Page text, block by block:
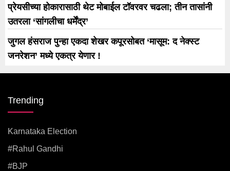
प्रेयसीच्या होकारासाठी थेट मोबाईल टॉवरवर चढला; तीन तासांनी
उतरला ‘सांगलीचा धर्मेंद्र’
जुगल हंसराज पुन्हा एकदा शेखर कपूरसोबत ‘मासूम: द नेक्स्ट
जनरेशन’ मध्ये एकत्र येणार !
Trending
Karnataka Election
#rahul Gandhi
#BJP